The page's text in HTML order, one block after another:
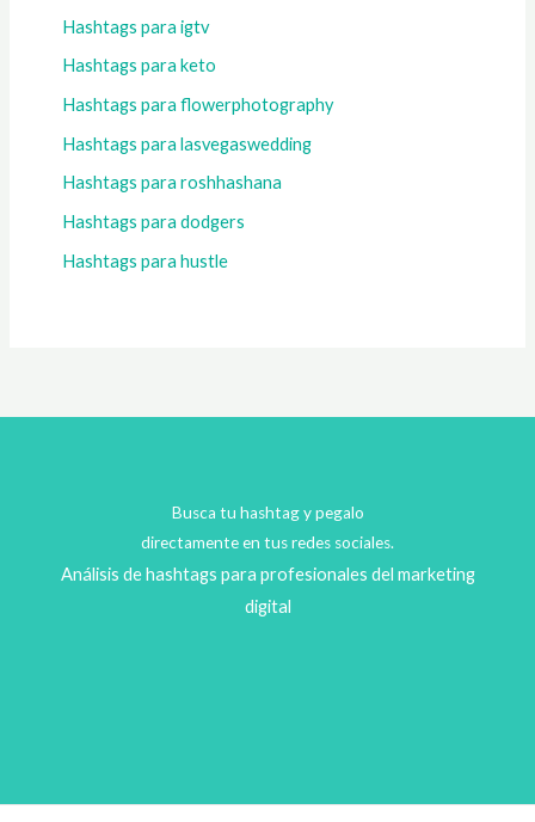
Hashtags para igtv
Hashtags para keto
Hashtags para flowerphotography
Hashtags para lasvegaswedding
Hashtags para roshhashana
Hashtags para dodgers
Hashtags para hustle
Busca tu hashtag y pegalo
directamente en tus redes sociales.
Análisis de hashtags para profesionales del marketing
digital